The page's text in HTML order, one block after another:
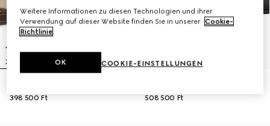
398 500 Ft
508 500 Ft
Weitere Informationen zu diesen Technologien und ihrer
Verwendung auf dieser Website finden Sie in unserer Cookie-
Richtlinie.
COOKIE-EINSTELLUNGEN
OK